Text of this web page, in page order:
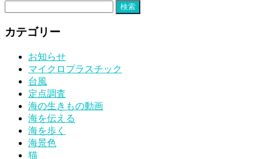
カテゴリー
お知らせ
マイクロプラスチック
台風
定点調査
海の生きもの動画
海を伝える
海を歩く
海景色
猫